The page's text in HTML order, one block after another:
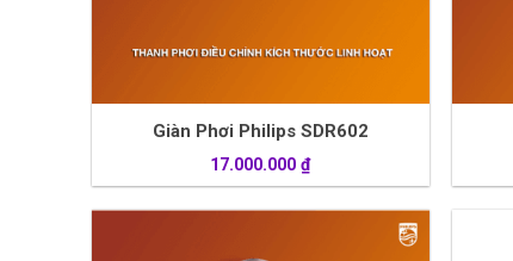
Giàn Phơi Philips SDR602
17.000.000₫